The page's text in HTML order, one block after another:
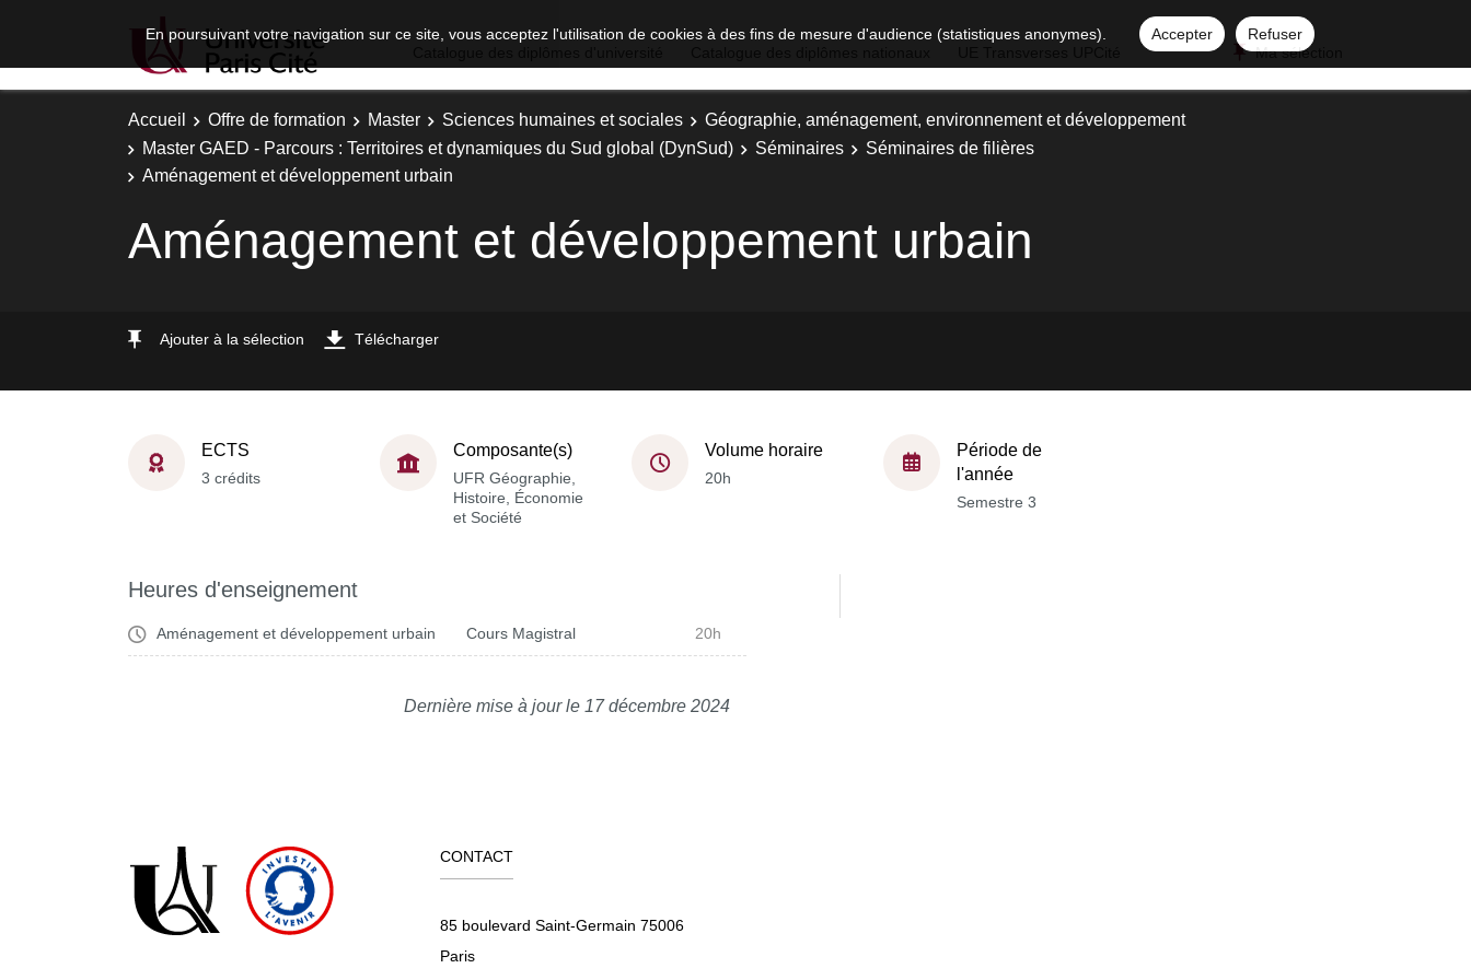
En poursuivant votre navigation sur ce site, vous acceptez l'utilisation de cookies à des fins de mesure d'audience (statistiques anonymes). Accepter
Refuser
Ma sélection
Accueil Offre de formation Master Sciences humaines et sociales
Géographie, aménagement, environnement et développement
Master GAED - Parcours : Territoires et dynamiques du Sud global (DynSud)
Séminaires
Séminaires de filières
Aménagement et développement urbain
Aménagement et développement urbain
Ajouter à la sélection Télécharger
ECTS
3 crédits
Composante(s)
UFR Géographie,
Histoire, Économie
et Société
Volume horaire
20h
Période de
l'année
Semestre 3
Heures d'enseignement
Aménagement et développement urbain Cours Magistral 20h
Dernière mise à jour le 17 décembre 2024
CONTACT
85 boulevard Saint-Germain 75006
Paris